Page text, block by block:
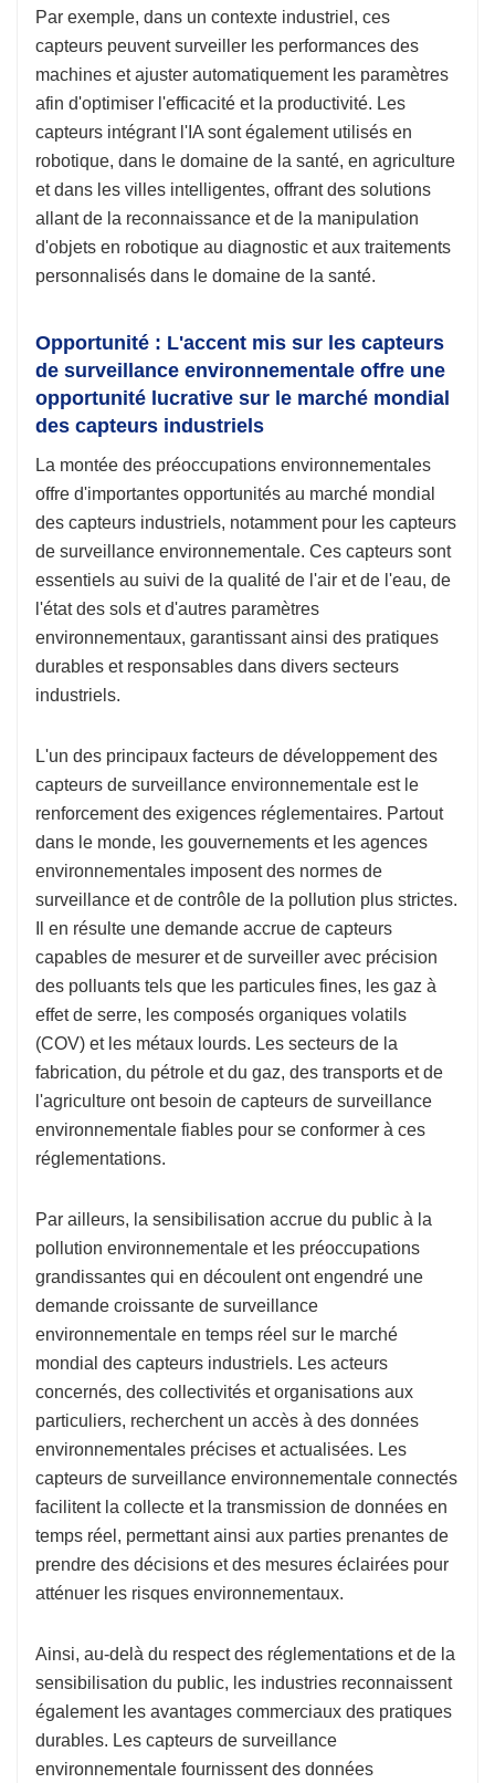
Par exemple, dans un contexte industriel, ces
capteurs peuvent surveiller les performances des
machines et ajuster automatiquement les paramètres
afin d'optimiser l'efficacité et la productivité. Les
capteurs intégrant l'IA sont également utilisés en
robotique, dans le domaine de la santé, en agriculture
et dans les villes intelligentes, offrant des solutions
allant de la reconnaissance et de la manipulation
d'objets en robotique au diagnostic et aux traitements
personnalisés dans le domaine de la santé.
Opportunité : L'accent mis sur les capteurs
de surveillance environnementale offre une
opportunité lucrative sur le marché mondial
des capteurs industriels
La montée des préoccupations environnementales
offre d'importantes opportunités au marché mondial
des capteurs industriels, notamment pour les capteurs
de surveillance environnementale. Ces capteurs sont
essentiels au suivi de la qualité de l'air et de l'eau, de
l'état des sols et d'autres paramètres
environnementaux, garantissant ainsi des pratiques
durables et responsables dans divers secteurs
industriels.
L'un des principaux facteurs de développement des
capteurs de surveillance environnementale est le
renforcement des exigences réglementaires. Partout
dans le monde, les gouvernements et les agences
environnementales imposent des normes de
surveillance et de contrôle de la pollution plus strictes.
Il en résulte une demande accrue de capteurs
capables de mesurer et de surveiller avec précision
des polluants tels que les particules fines, les gaz à
effet de serre, les composés organiques volatils
(COV) et les métaux lourds. Les secteurs de la
fabrication, du pétrole et du gaz, des transports et de
l'agriculture ont besoin de capteurs de surveillance
environnementale fiables pour se conformer à ces
réglementations.
Par ailleurs, la sensibilisation accrue du public à la
pollution environnementale et les préoccupations
grandissantes qui en découlent ont engendré une
demande croissante de surveillance
environnementale en temps réel sur le marché
mondial des capteurs industriels. Les acteurs
concernés, des collectivités et organisations aux
particuliers, recherchent un accès à des données
environnementales précises et actualisées. Les
capteurs de surveillance environnementale connectés
facilitent la collecte et la transmission de données en
temps réel, permettant ainsi aux parties prenantes de
prendre des décisions et des mesures éclairées pour
atténuer les risques environnementaux.
Ainsi, au-delà du respect des réglementations et de la
sensibilisation du public, les industries reconnaissent
également les avantages commerciaux des pratiques
durables. Les capteurs de surveillance
environnementale fournissent des données